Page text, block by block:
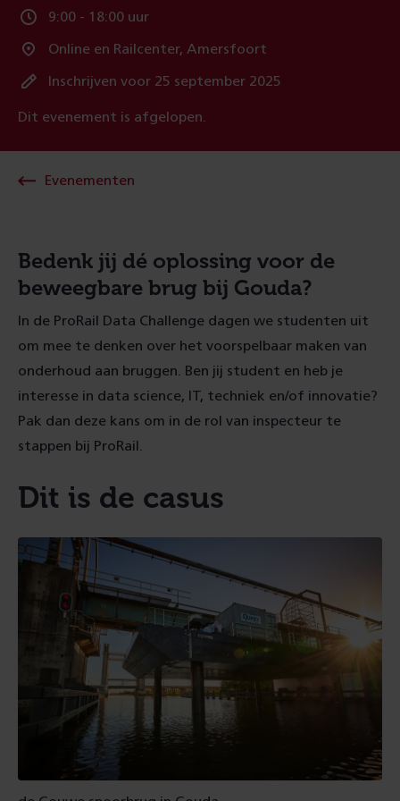
9:00 - 18:00 uur
Online en Railcenter, Amersfoort
Inschrijven voor 25 september 2025
Dit evenement is afgelopen.
Evenementen
Bedenk jij dé oplossing voor de
beweegbare brug bij Gouda?
In de ProRail Data Challenge dagen we studenten uit
om mee te denken over het voorspelbaar maken van
onderhoud aan bruggen. Ben jij student en heb je
interesse in data science, IT, techniek en/of innovatie?
Pak dan deze kans om in de rol van inspecteur te
stappen bij ProRail.
Dit is de casus